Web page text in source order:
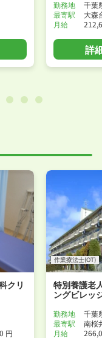
勤務地
千葉
最寄駅
大森
月給
詳
クリ
円
作業療法士(OT)
特別養護老
ングビレッ
勤務地
千葉
最寄駅
南桜
月給